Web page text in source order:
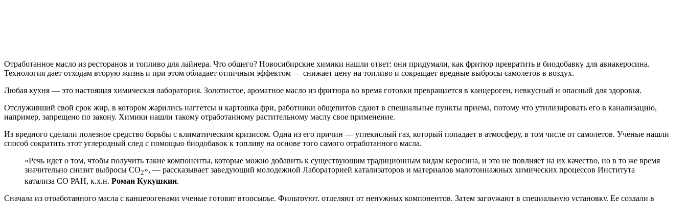
Отработанное масло из ресторанов и топливо для лайнера. Что общего? Новосибирские химики нашли ответ: они придумали, как фритюр превратить в биодобавку для авиакеросина.
Технология дает отходам вторую жизнь и при этом обладает отличным эффектом — снижает цену на топливо и сокращает вредные выбросы самолетов в воздух.
Любая кухня — это настоящая химическая лаборатория. Золотистое, ароматное масло из фритюра во время готовки превращается в канцероген, невкусный и опасный для здоровья.
Отслуживший свой срок жир, в котором жарились наггетсы и картошка фри, работники общепитов сдают в специальные пункты приема, потому что утилизировать его в канализацию,
например, запрещено по закону. Химики нашли такому отработанному растительному маслу свое применение.
Из вредного сделали полезное средство борьбы с климатическим кризисом. Одна из его причин — углекислый газ, который попадает в атмосферу, в том числе от самолетов. Ученые нашли
способ сократить этот углеродный след с помощью биодобавок к топливу на основе того самого отработанного масла.
«Речь идет о том, чтобы получить такие компоненты, которые можно добавить к существующим традиционным видам керосина, и это не повлияет на их качество, но в то же время
значительно снизит выбросы СО2», — рассказывает заведующий молодежной Лабораторией катализаторов и материалов малотоннажных химических процессов Института
катализа СО РАН, к.х.н. Роман Кукушкин.
Сначала из отработанного масла с канцерогенами ученые готовят вторсырье. Фильтруют, отделяют от ненужных компонентов. Затем загружают в специальную установку. Ее создали в